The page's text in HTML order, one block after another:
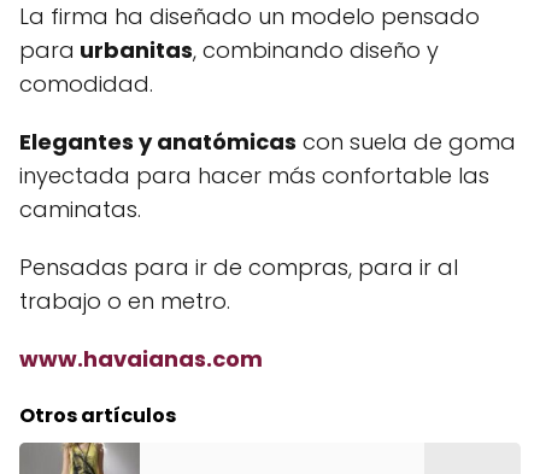
La firma ha diseñado un modelo pensado
para urbanitas, combinando diseño y
comodidad.
Elegantes y anatómicas con suela de goma
inyectada para hacer más confortable las
caminatas.
Pensadas para ir de compras, para ir al
trabajo o en metro.
www.havaianas.com
Otros artículos